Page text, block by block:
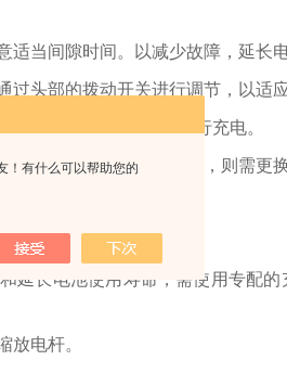
！有什么可以帮助您的
当间隙时间。以减少故障，延长电
过头部的拨动开关进行调节，以适
，则表示需要对电池进行充电。
明显下降或充电效率过低，则需更
延长电池使用寿命，需使用专配
放电杆。